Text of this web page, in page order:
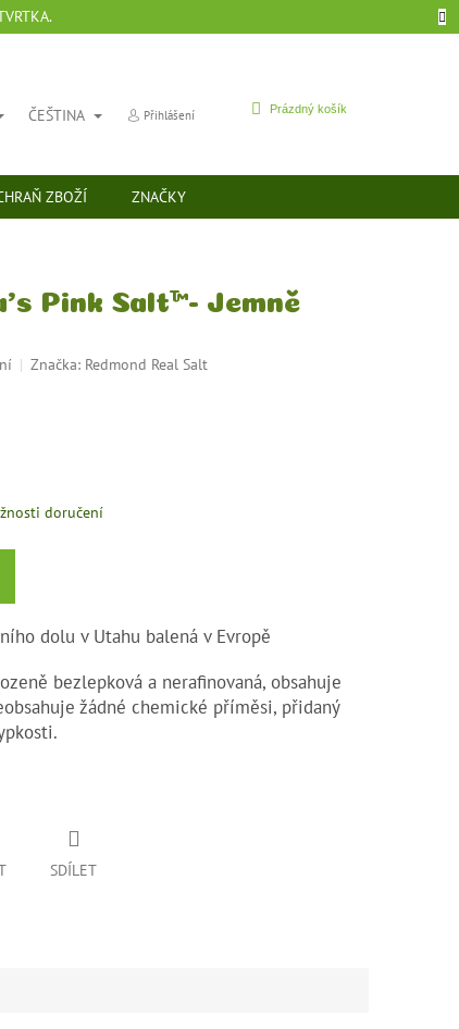
ČEŠTINA Přihlášení
NÁKUPNÍ
Prázdný košík
ZBOŽÍ ZNAČKY
Pink Salt™- Jemně
Značka: Redmond Real Salt
doručení
dolu v Utahu balená v Evropě
bezlepková a nerafinovaná, obsahuje
žádné chemické příměsi, přidaný
SDÍLET